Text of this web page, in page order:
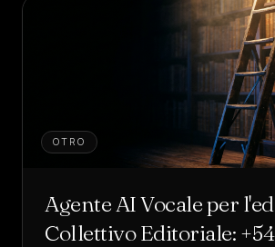
OTRO
Agente AI Vocale per
Collettivo Editoriale: